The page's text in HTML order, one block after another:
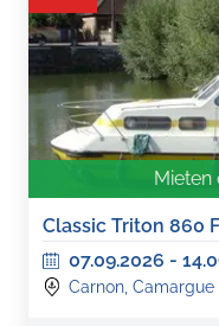
Mieten
Classic Triton 860
07.09.2026 -
Carnon, Camargue